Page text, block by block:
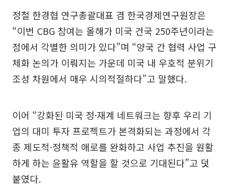
정철 한경협 연구총괄대표 겸 한국경제연구원장은
“이번 CBG 참여는 올해가 미국 건국 250주년이라는
점에서 각별한 의미가 있다”며 “양국 간 협력 사업 구
체화 논의가 이뤄지는 가운데 미국 내 우호적 분위기
조성 차원에서 매우 시의적절하다”고 말했다.
이어 “강화된 미국 정·재계 네트워크는 향후 우리 기
업의 대미 투자 프로젝트가 본격화되는 과정에서 각
종 제도적·정책적 애로를 완화하고 사업 추진을 원활
하게 하는 윤활유 역할을 할 것으로 기대된다”고 덧
붙였다.